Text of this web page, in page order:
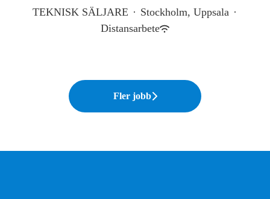
TEKNISK SÄLJARE · Stockholm, Uppsala ·
Distansarbete
Fler jobb